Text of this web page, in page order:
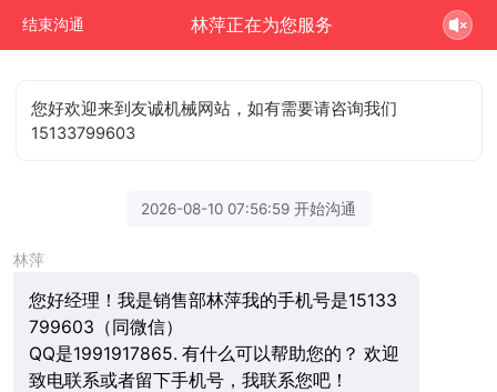
结束沟通 林萍正在为您服务
您好欢迎来到友诚机械网站，如有需要请咨询我们
15133799603
2026-08-10 07:56:59 开始沟通
林萍
您好经理！我是销售部林萍我的手机号是15133
799603（同微信）
QQ是1991917865. 有什么可以帮助您的？ 欢迎
致电联系或者留下手机号，我联系您吧！